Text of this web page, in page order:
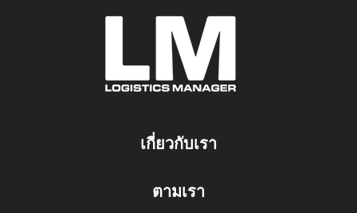
เกี่ยวกับเรา
ตามเรา